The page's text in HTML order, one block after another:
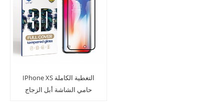
IPhone XS التغطية الكاملة
حامي الشاشة أبل الزجاج